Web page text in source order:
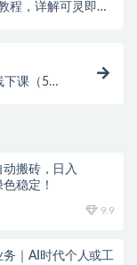
程，详解可灵即梦
课（5月
动搬砖，日入
稳定！
9.9
务｜AI时代个人或工